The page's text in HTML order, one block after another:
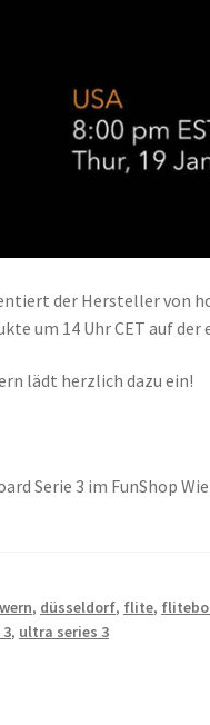
der Hersteller von
um 14 Uhr CET auf
lädt herzlich dazu ein!
Serie 3 im FunShop
, düsseldorf, flite,
, ultra series 3